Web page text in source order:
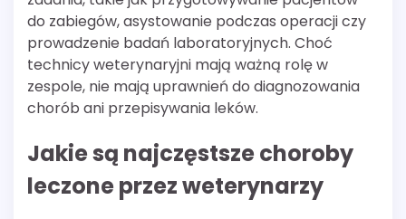
do zabiegów, asystowanie podczas operacji czy
prowadzenie badań laboratoryjnych. Choć
technicy weterynaryjni mają ważną rolę w
zespole, nie mają uprawnień do diagnozowania
chorób ani przepisywania leków.
Jakie są najczęstsze choroby
leczone przez weterynarzy